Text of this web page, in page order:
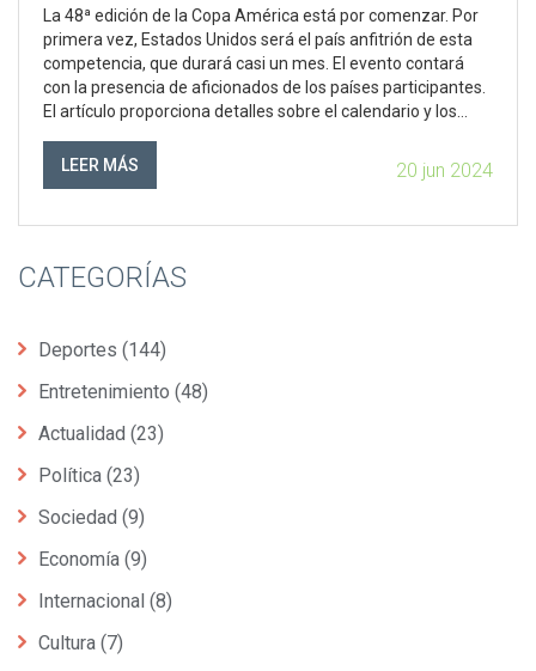
La 48ª edición de la Copa América está por comenzar. Por
primera vez, Estados Unidos será el país anfitrión de esta
competencia, que durará casi un mes. El evento contará
con la presencia de aficionados de los países participantes.
El artículo proporciona detalles sobre el calendario y los
LEER MÁS
20 jun 2024
CATEGORÍAS
Deportes (144)
Entretenimiento (48)
Actualidad (23)
Política (23)
Sociedad (9)
Economía (9)
Internacional (8)
Cultura (7)